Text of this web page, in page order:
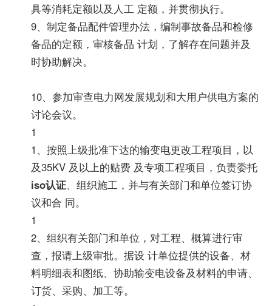
具等消耗定额以及人工 定额，并贯彻执行。
9、制定备品配件管理办法，编制事故备品和检修
备品的定额，审核备品 计划，了解存在问题并及
时协助解决。
10、参加审查电力网发展规划和大用户供电方案的
讨论会议。
1
1、按照上级批准下达的输变电更改工程项目，以
及35KV 及以上的贴费 及专项工程项目，负责委托
iso认证、组织施工，并与有关部门和单位签订协
议和合 同。
1
2、组织有关部门和单位，对工程、概算进行审
查，报请上级审批。据设 计单位提供的设备、材
料明细表和图纸、协助输变电设备及材料的申请、
订货、采购、加工等。